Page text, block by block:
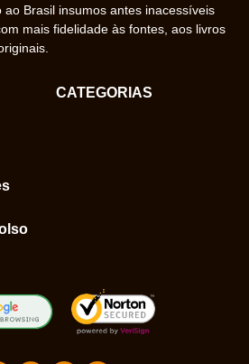
Brasil insumos antes inacessíveis
mais fidelidade às fontes, aos livros
CATEGORIAS